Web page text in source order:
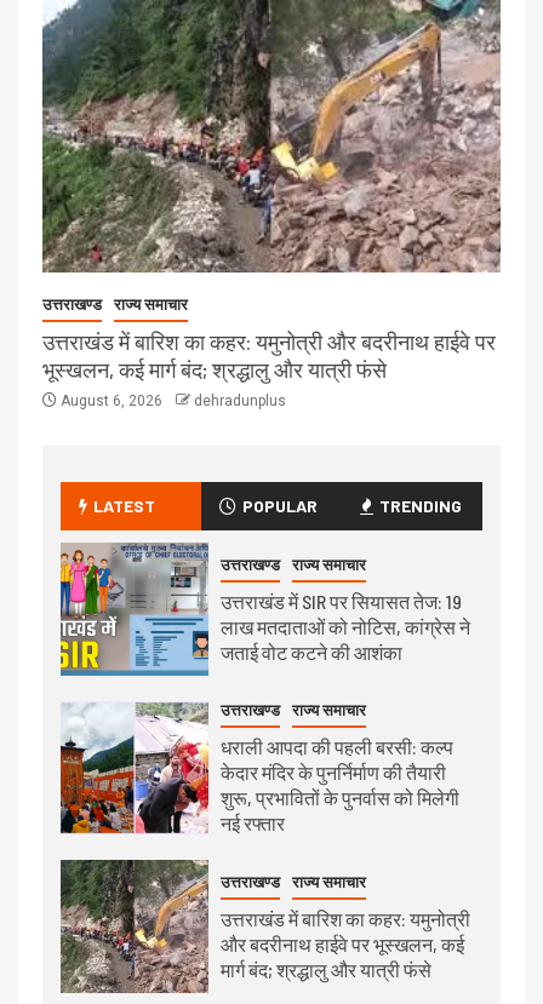
उत्तराखण्ड राज्य समाचार
उत्तराखंड में बारिश का कहर: यमुनोत्री और बदरीनाथ हाईवे पर
भूस्खलन, कई मार्ग बंद; श्रद्धालु और यात्री फंसे
August 6, 2026 dehradunplus
LATEST POPULAR TRENDING
उत्तराखण्ड राज्य समाचार
उत्तराखंड में SIR पर सियासत तेज: 19
लाख मतदाताओं को नोटिस, कांग्रेस ने
जताई वोट कटने की आशंका
उत्तराखण्ड राज्य समाचार
धराली आपदा की पहली बरसी: कल्प
केदार मंदिर के पुनर्निर्माण की तैयारी
शुरू, प्रभावितों के पुनर्वास को मिलेगी
नई रफ्तार
उत्तराखण्ड राज्य समाचार
उत्तराखंड में बारिश का कहर: यमुनोत्री
और बदरीनाथ हाईवे पर भूस्खलन, कई
मार्ग बंद; श्रद्धालु और यात्री फंसे